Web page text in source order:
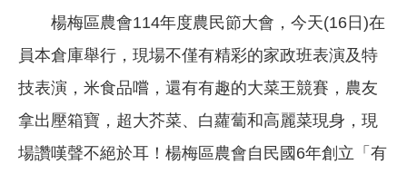
楊梅區農會114年度農民節大會，今天(16日)在
員本倉庫舉行，現場不僅有精彩的家政班表演及特
技表演，米食品嚐，還有有趣的大菜王競賽，農友
拿出壓箱寶，超大芥菜、白蘿蔔和高麗菜現身，現
場讚嘆聲不絕於耳！楊梅區農會自民國6年創立「有